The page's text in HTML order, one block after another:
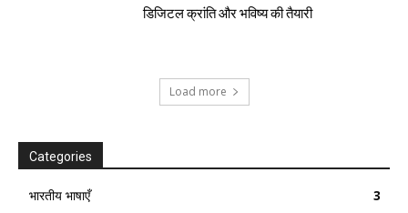
डिजिटल क्रांति और भविष्य की तैयारी
Load more
Categories
भारतीय भाषाएँ
3